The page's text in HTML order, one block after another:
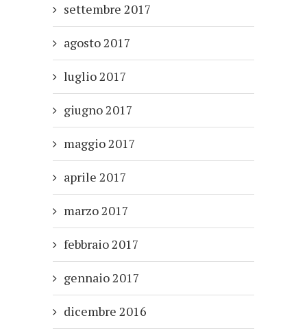
settembre 2017
agosto 2017
luglio 2017
giugno 2017
maggio 2017
aprile 2017
marzo 2017
febbraio 2017
gennaio 2017
dicembre 2016